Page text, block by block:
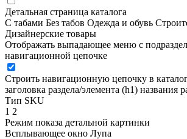
Детальная страница каталога
С табами Без табов Одежда и обувь
Дизайнерские товары
Отображать выпадающее меню с
навигационной цепочке
Строить навигационную цепочку в
заголовка раздела/элемента (h1) названия
Тип SKU
1 2
Режим показа детальной картинки
Всплывающее окно Лупа